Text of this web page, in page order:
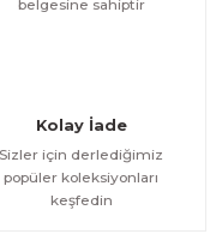
belgesine sahiptir
Kolay İade
Sizler için derlediğimiz
popüler koleksiyonları
keşfedin